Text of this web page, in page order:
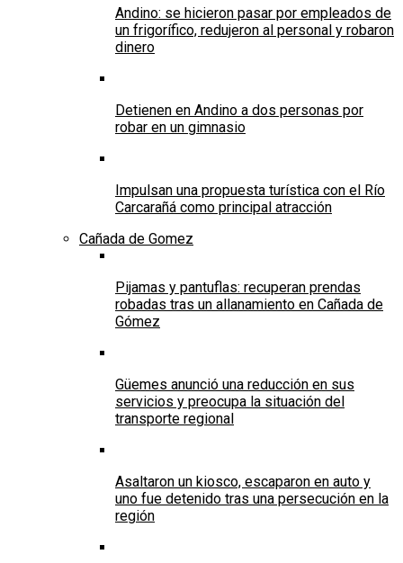
Andino: se hicieron pasar por empleados de
un frigorífico, redujeron al personal y robaron
dinero
Detienen en Andino a dos personas por
robar en un gimnasio
Impulsan una propuesta turística con el Río
Carcarañá como principal atracción
Cañada de Gomez
Pijamas y pantuflas: recuperan prendas
robadas tras un allanamiento en Cañada de
Gómez
Güemes anunció una reducción en sus
servicios y preocupa la situación del
transporte regional
Asaltaron un kiosco, escaparon en auto y
uno fue detenido tras una persecución en la
región